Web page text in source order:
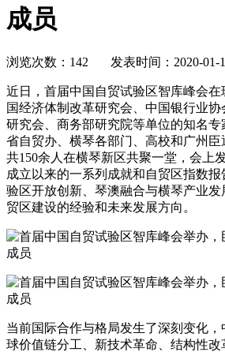
成员
浏览次数：142 发表时间：2020-01-
近日，首届中国自贸试验区智库峰会
国经济体制改革研究会、中国银行业
研究会、商务部研究院等单位的知名
省自贸办、横琴各部门、高校和广州
共150余人在横琴新区共聚一堂，会上
成立以来的一系列成就和自贸区指数
验区开放创新、琴澳融合与横琴产业
贸区建设的经验和未来发展方向。
当前国际合作与格局发生了深刻变化
球价值链分工、新技术革命、结构性